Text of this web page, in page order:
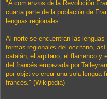
"A comienzos de la Revolución
cuarta parte de la población de
lenguas regionales.
Al norte se encuentran las
formas regionales del occitano,
catalán, el arpitano, el flamenco y
del francés empezada por
por objetivo crear una sola lengua
francés." (Wikipedia)